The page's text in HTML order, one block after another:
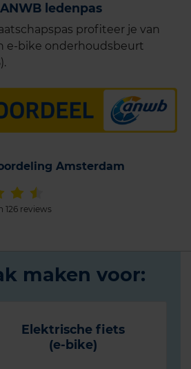
ledenpas
profiteer je van
e-bike onderhoudsbeurt
Amsterdam
126 reviews
maken voor:
Elektrische fiets
(e-bike)